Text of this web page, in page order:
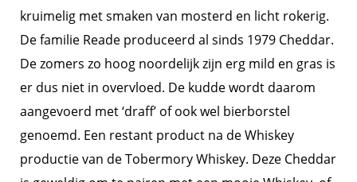
kruimelig met smaken van mosterd en licht rokerig.
De familie Reade produceerd al sinds 1979 Cheddar.
De zomers zo hoog noordelijk zijn erg mild en gras is
er dus niet in overvloed. De kudde wordt daarom
aangevoerd met ‘draff’ of ook wel bierborstel
genoemd. Een restant product na de Whiskey
productie van de Tobermory Whiskey. Deze Cheddar